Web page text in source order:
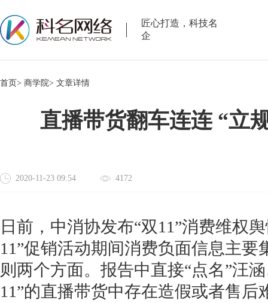
匠心打造，科技名
企
首页> 商学院> 文章详情
直播带货翻车连连 “立
2020-11-23 09:54 4172
日前，中消协发布“双11”消费维权
11”促销活动期间消费负面信息主
则两个方面。报告中直接“点名”汪
11”的直播带货中存在造假或者售后